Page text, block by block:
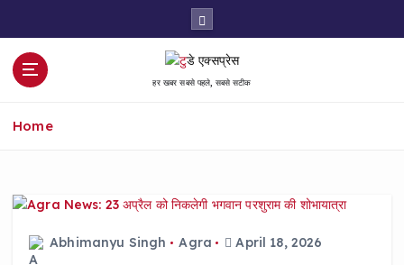
हर खबर सबसे पहले, सबसे सटीक
Home
Abhimanyu Singh Agra April 18, 2026